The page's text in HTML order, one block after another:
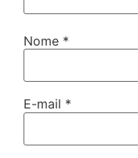
Nome *
E-mail *